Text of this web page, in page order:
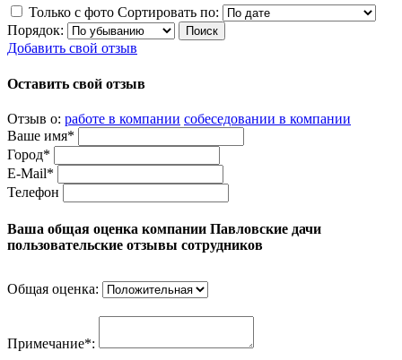
Только с фото Сортировать по:
Порядок:
Добавить свой отзыв
Оставить свой отзыв
Отзыв о: работе в компании собеседовании в компании
Ваше имя*
Город*
E-Mail*
Телефон
Ваша общая оценка компании Павловские дачи
пользовательские отзывы сотрудников
Общая оценка:
Примечание*: